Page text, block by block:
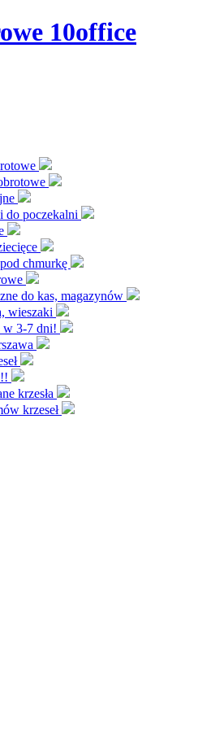
do poczekalni
chmurkę
do kas, magazynów
wieszaki
w 3-7 dni!
krzesła
krzeseł